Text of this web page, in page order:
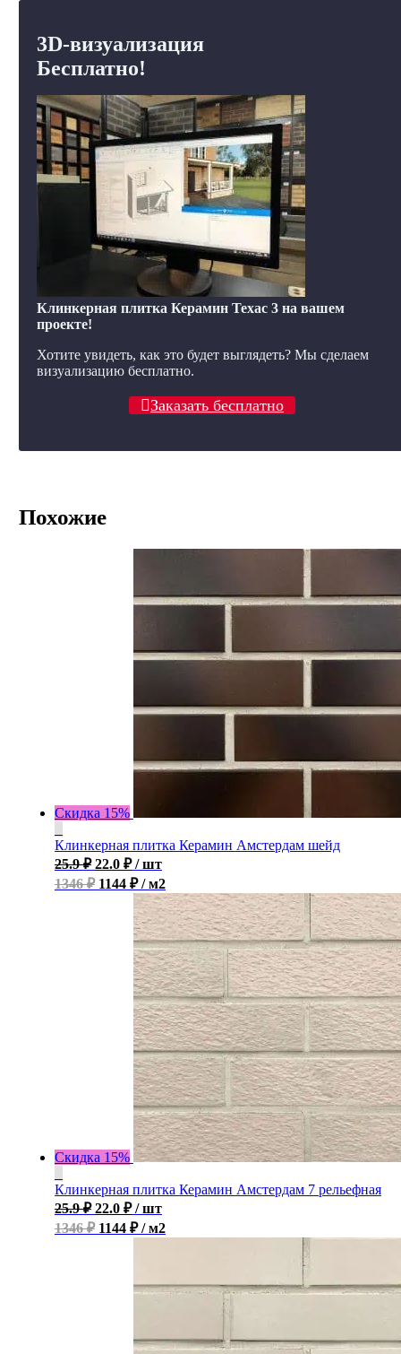
3D-визуализация
Бесплатно!
Клинкерная плитка Керамин Техас 3 на вашем
проекте!
Хотите увидеть, как это будет выглядеть? Мы сделаем
визуализацию бесплатно.
Заказать бесплатно
Похожие
Скидка 15%
Клинкерная плитка Керамин Амстердам шейд
25.9₽ 22.0 ₽ / шт
1346 ₽1144 ₽ / м2
Скидка 15%
Клинкерная плитка Керамин Амстердам 7 рельефная
25.9₽ 22.0 ₽ / шт
1346 ₽1144 ₽ / м2